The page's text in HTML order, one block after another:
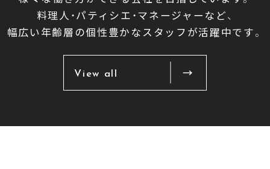
料理人・パティシエ・マネージャーなど、
幅広い年齢層の個性豊かなスタッフが活躍中です。
View all